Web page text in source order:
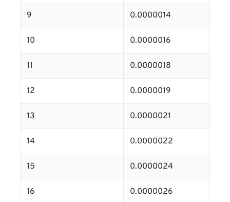
9 0.0000014
10 0.0000016
11 0.0000018
12 0.0000019
13 0.0000021
14 0.0000022
15 0.0000024
16 0.0000026